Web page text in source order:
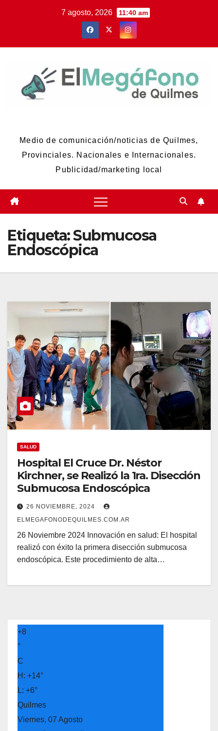
7 agosto, 2026 11:40 am
Medio de comunicación/noticias de Quilmes,
Provinciales. Nacionales e Internacionales.
Publicidad/marketing local
Etiqueta:Submucosa
Endoscópica
SALUD
Hospital El Cruce Dr. Néstor
Kirchner, se Realizó la 1ra. Disección
Submucosa Endoscópica
26 NOVIEMBRE, 2024
ELMEGAFONODEQUILMES.COM.AR
26 Noviembre 2024 Innovación en salud: El hospital
realizó con éxito la primera disección submucosa
endoscópica. Este procedimiento de alta…
+8
°
C
H: +14°
L: +6°
Quilmes
Viernes, 07 Agosto